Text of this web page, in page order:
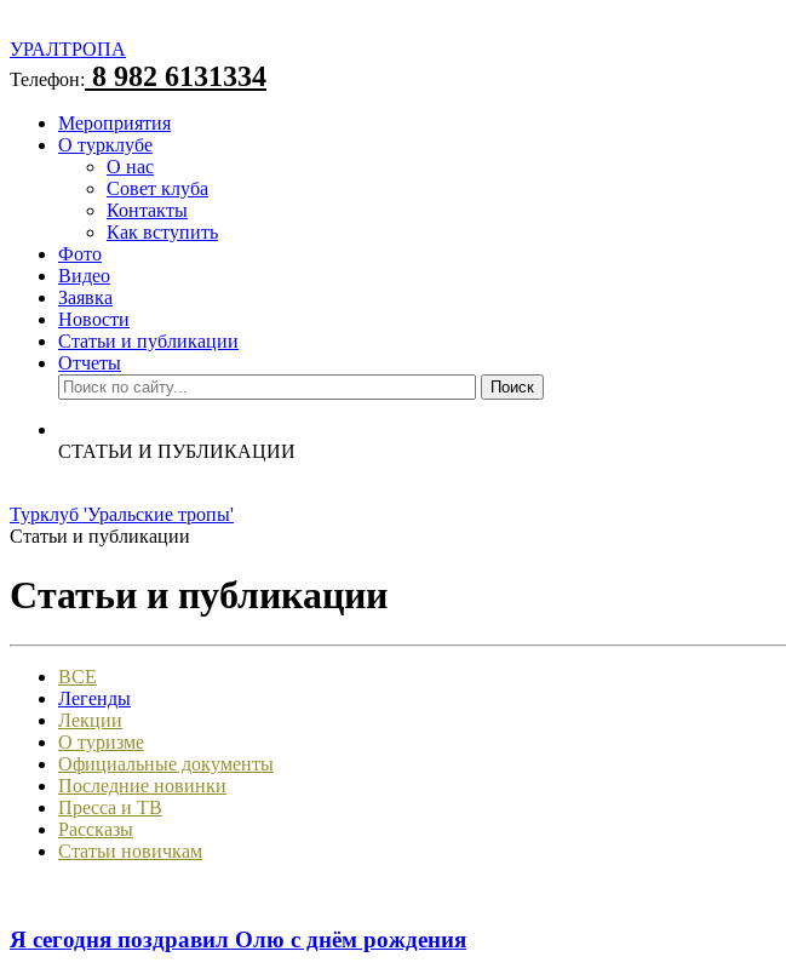
УРАЛТРОПА
Телефон: 8 982 6131334
Мероприятия
О турклубе
О нас
Совет клуба
Контакты
Как вступить
Фото
Видео
Заявка
Новости
Статьи и публикации
Отчеты
СТАТЬИ И ПУБЛИКАЦИИ
Турклуб 'Уральские тропы'
Статьи и публикации
Статьи и публикации
ВСЕ
Легенды
Лекции
О туризме
Официальные документы
Последние новинки
Пресса и ТВ
Рассказы
Статьи новичкам
Я сегодня поздравил Олю с днём рождения